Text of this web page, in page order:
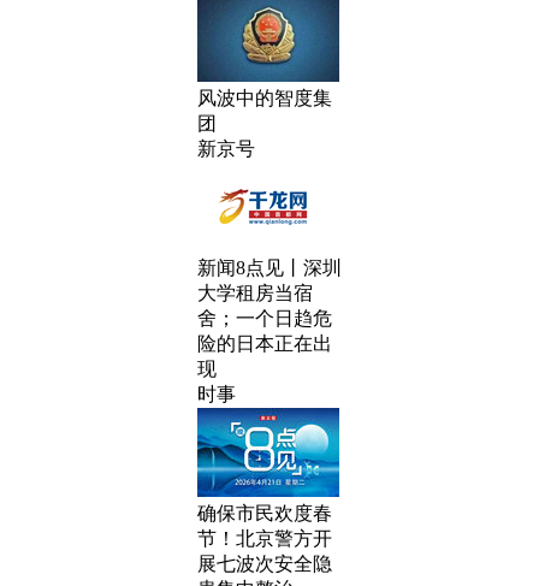
风波中的智度集
团
新京号
新闻8点见丨深圳
大学租房当宿
舍；一个日趋危
险的日本正在出
现
时事
确保市民欢度春
节！北京警方开
展七波次安全隐